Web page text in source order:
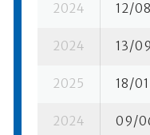
2024 12/08
2024 13/09
2025 18/01
2024 09/